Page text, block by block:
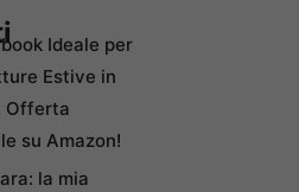
Ideale per
Estive in
Offerta
su Amazon!
la mia